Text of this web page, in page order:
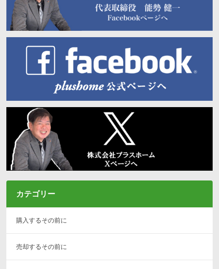
カテゴリー
購入するその前に
売却するその前に